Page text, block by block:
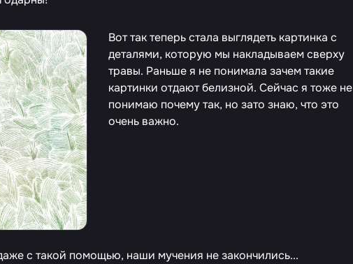
Вот так теперь стала выглядеть картинка с
деталями, которую мы накладываем сверху
травы. Раньше я не понимала зачем такие
картинки отдают белизной. Сейчас я тоже не
понимаю почему так, но зато знаю, что это
очень важно.
с такой помощью, наши мучения не закончились...